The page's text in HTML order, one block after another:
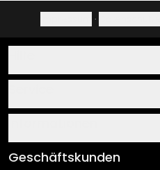
·
Über uns
Klebe- und
AGB
Geschäftskunden